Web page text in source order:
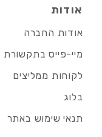
אודות
אודות החברה
מיי-פייס בתקשורת
לקוחות ממליצים
בלוג
תנאי שימוש באתר